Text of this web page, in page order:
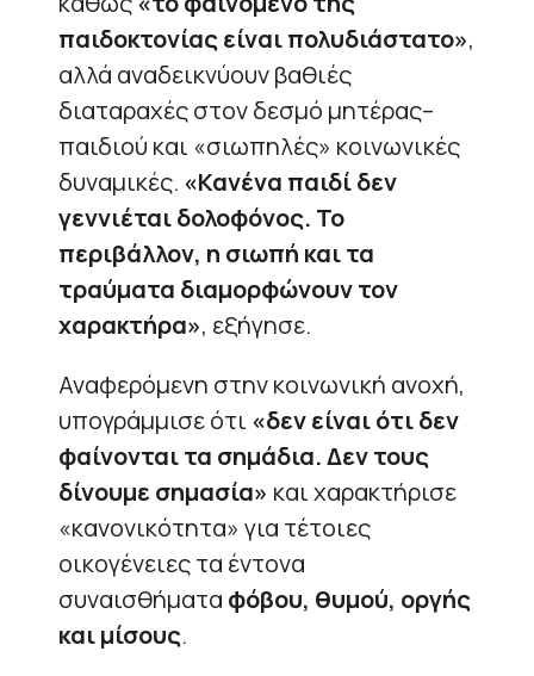
παιδοκτονίας είναι πολυδιάστατο»,
αλλά αναδεικνύουν βαθιές
διαταραχές στον δεσμό μητέρας–
παιδιού και «σιωπηλές» κοινωνικές
δυναμικές. «Κανένα παιδί δεν
γεννιέται δολοφόνος. Το
περιβάλλον, η σιωπή και τα
τραύματα διαμορφώνουν τον
χαρακτήρα», εξήγησε.
Αναφερόμενη στην κοινωνική ανοχή,
υπογράμμισε ότι «δεν είναι ότι δεν
φαίνονται τα σημάδια. Δεν τους
δίνουμε σημασία» και χαρακτήρισε
«κανονικότητα» για τέτοιες
οικογένειες τα έντονα
συναισθήματα φόβου, θυμού, οργής
και μίσους.